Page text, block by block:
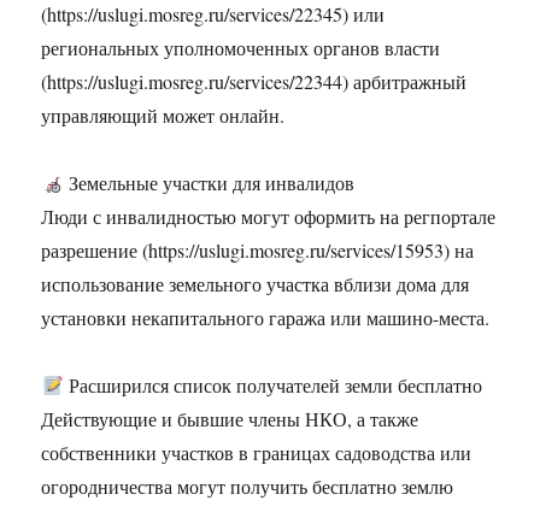
(https://uslugi.mosreg.ru/services/22345) или
региональных уполномоченных органов власти
(https://uslugi.mosreg.ru/services/22344) арбитражный
управляющий может онлайн.
Земельные участки для инвалидов
Люди с инвалидностью могут оформить на регпортале
разрешение (https://uslugi.mosreg.ru/services/15953) на
использование земельного участка вблизи дома для
установки некапитального гаража или машино-места.
Расширился список получателей земли бесплатно
Действующие и бывшие члены НКО, а также
собственники участков в границах садоводства или
огородничества могут получить бесплатно землю